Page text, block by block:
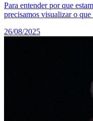
Para entender por que
precisamos visualizar o
26/08/2025